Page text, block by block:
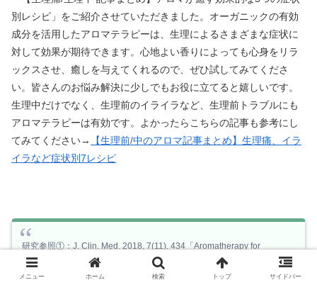
別レシピ」をご紹介させていただきました。オーガニックの有効
成分を活用したアロマテラピーは、生理によるさまざまな症状に
対して効果が期待できます。心地よい香りによっても心身をリラ
ックスさせ、癒しを与えてくれるので、ぜひ試してみてくださ
い。皆さんのお悩み解決に少しでもお役に立てると嬉しいです。
生理中だけでなく、生理前のイライラなど、生理前トラブルにも
アロマテラピーは有効です。よかったらこちらの記事も参考にし
てみてください→
【生理前/中のアロマ記事まとめ】生理痛、イラ
イラなど症状別7レシピ
研究参照①：J. Clin. Med. 2018, 7(11), 434「Aromatherapy for
Managing Pain in Primary Dysmenorrhea: A Systematic Review of
Randomized Placebo-Controlled Trials」
メニュー ホーム 検索 トップ サイドバー